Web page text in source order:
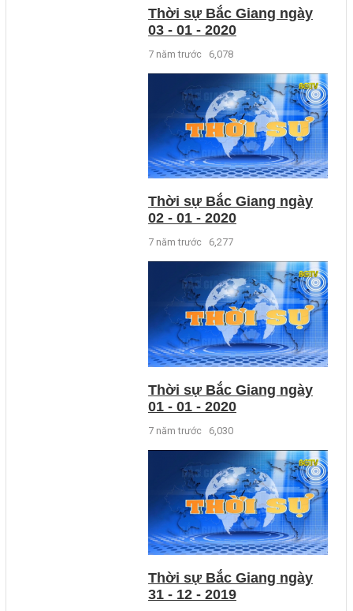
Thời sự Bắc Giang ngày
03 - 01 - 2020
7 năm trước 6,078
Thời sự Bắc Giang ngày
02 - 01 - 2020
7 năm trước 6,277
Thời sự Bắc Giang ngày
01 - 01 - 2020
7 năm trước 6,030
Thời sự Bắc Giang ngày
31 - 12 - 2019